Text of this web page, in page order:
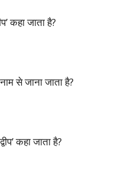
कहा जाता है?
नाम से जाना जाता है?
कहा जाता है?